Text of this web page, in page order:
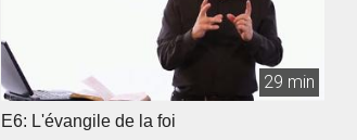
29 min
E6: L'évangile de la foi